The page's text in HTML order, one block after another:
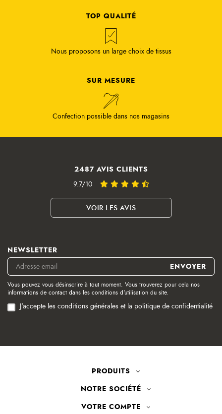
TOP QUALITÉ
Nous proposons un large choix de tissus
SUR MESURE
Confection possible dans nos magasins
2487 AVIS CLIENTS
9.7/10
VOIR LES AVIS
NEWSLETTER
Vous pouvez vous désinscrire à tout moment. Vous trouverez pour cela nos
informations de contact dans les conditions d'utilisation du site.
J'accepte les conditions générales et la politique de confidentialité
PRODUITS
NOTRE SOCIÉTÉ
VOTRE COMPTE